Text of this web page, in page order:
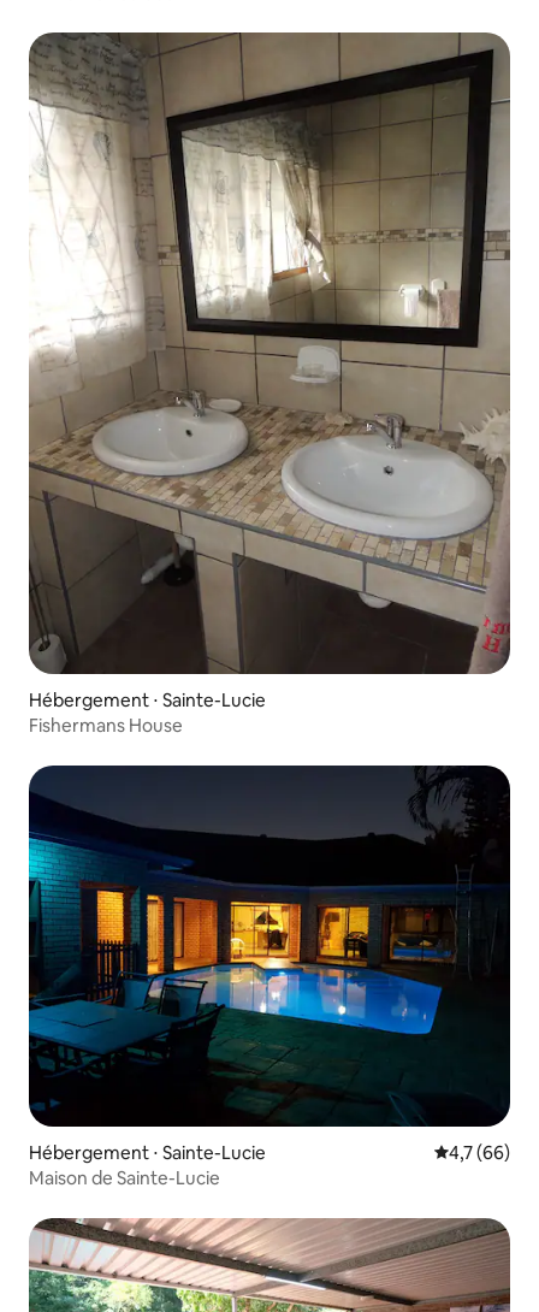
Hébergement ⋅ Sainte-Lucie
Fishermans House
Hébergement ⋅ Sainte-Lucie Évaluation
4,7 (66)
Maison de Sainte-Lucie